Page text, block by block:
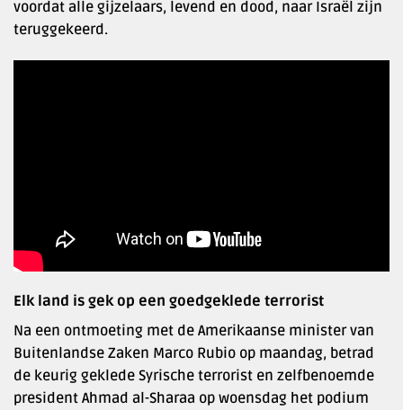
voordat alle gijzelaars, levend en dood, naar Israël zijn
teruggekeerd.
Elk land is gek op een goedgeklede terrorist
Na een ontmoeting met de Amerikaanse minister van
Buitenlandse Zaken Marco Rubio op maandag, betrad
de keurig geklede Syrische terrorist en zelfbenoemde
president Ahmad al-Sharaa op woensdag het podium